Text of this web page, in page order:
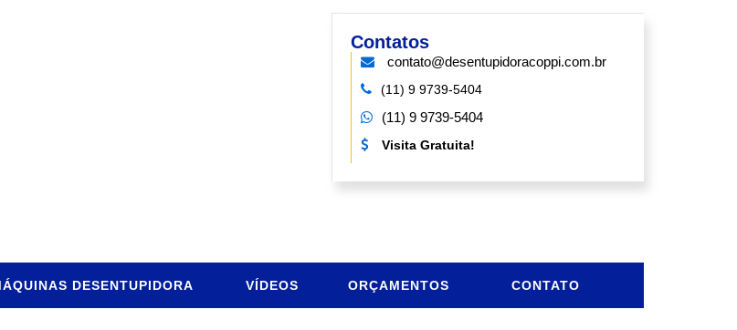
Contatos
contato@desentupidoracoppi.com.br
(11) 9 9739-5404
(11) 9 9739-5404
Visita Gratuita!
DESENTUPIDORA VÍDEOS ORÇAMENTOS CONTATO